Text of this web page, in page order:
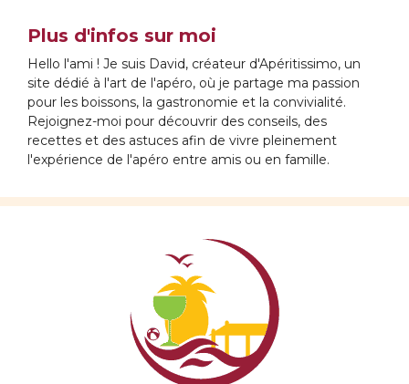
Plus d'infos sur moi
Hello l'ami ! Je suis David, créateur d'Apéritissimo, un
site dédié à l'art de l'apéro, où je partage ma passion
pour les boissons, la gastronomie et la convivialité.
Rejoignez-moi pour découvrir des conseils, des
recettes et des astuces afin de vivre pleinement
l'expérience de l'apéro entre amis ou en famille.